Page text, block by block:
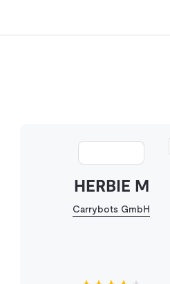
HERBIE M
Carrybots GmbH